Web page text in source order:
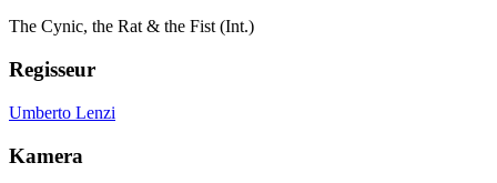
The Cynic, the Rat & the Fist (Int.)
Regisseur
Umberto Lenzi
Kamera